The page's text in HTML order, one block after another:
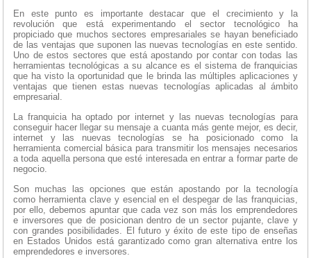
En este punto es importante destacar que el crecimiento y la
revolución que está experimentando el sector tecnológico ha
propiciado que muchos sectores empresariales se hayan beneficiado
de las ventajas que suponen las nuevas tecnologías en este sentido.
Uno de estos sectores que está apostando por contar con todas las
herramientas tecnológicas a su alcance es el sistema de franquicias
que ha visto la oportunidad que le brinda las múltiples aplicaciones y
ventajas que tienen estas nuevas tecnologías aplicadas al ámbito
empresarial.
La franquicia ha optado por internet y las nuevas tecnologías para
conseguir hacer llegar su mensaje a cuanta más gente mejor, es decir,
internet y las nuevas tecnologías se ha posicionado como la
herramienta comercial básica para transmitir los mensajes necesarios
a toda aquella persona que esté interesada en entrar a formar parte de
negocio.
Son muchas las opciones que están apostando por la tecnología
como herramienta clave y esencial en el despegar de las franquicias,
por ello, debemos apuntar que cada vez son más los emprendedores
e inversores que de posicionan dentro de un sector pujante, clave y
con grandes posibilidades. El futuro y éxito de este tipo de enseñas
en Estados Unidos está garantizado como gran alternativa entre los
emprendedores e inversores.